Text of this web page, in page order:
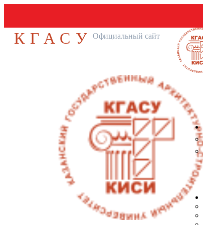
КГАСУ Официальный сайт